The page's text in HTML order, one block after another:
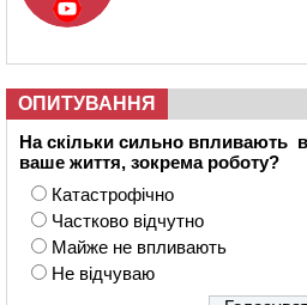
ОПИТУВАННЯ
На скільки сильно впливають
ваше життя, зокрема роботу?
Катастрофічно
Частково відчутно
Майже не впливають
Не відчуваю